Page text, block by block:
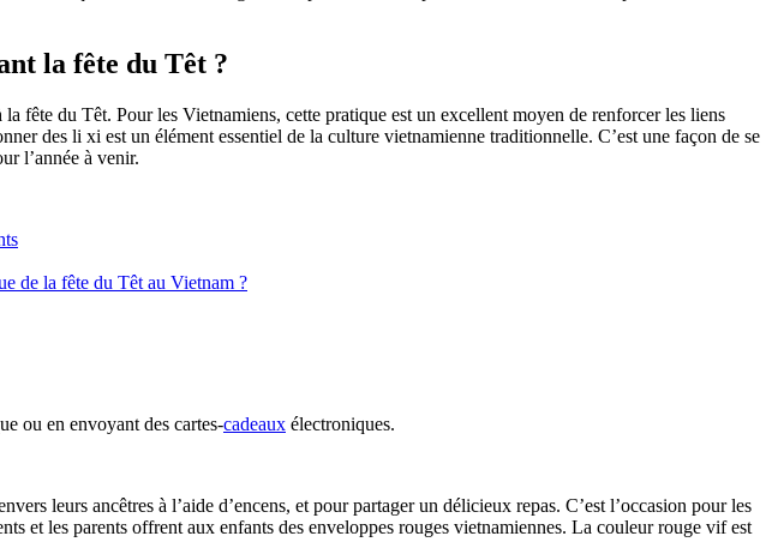
la fête du Têt ?
fête du Têt. Pour les Vietnamiens, cette pratique est un excellent moyen de renforcer les liens
des li xi est un élément essentiel de la culture vietnamienne traditionnelle. C’est une façon de se
l’année à venir.
de la fête du Têt au Vietnam ?
ou en envoyant des cartes-cadeaux électroniques.
leurs ancêtres à l’aide d’encens, et pour partager un délicieux repas. C’est l’occasion pour les
et les parents offrent aux enfants des enveloppes rouges vietnamiennes. La couleur rouge vif est